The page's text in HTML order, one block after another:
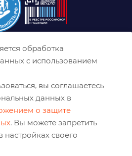
Белгород,
шоссе, 2а
обработка
с использованием
вы соглашаетесь
данных в
о защите
. Вы можете запретить
настройках своего